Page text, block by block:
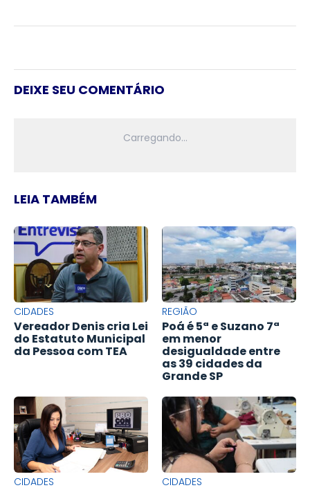
DEIXE SEU COMENTÁRIO
LEIA TAMBÉM
CIDADES
Vereador Denis cria Lei
do Estatuto Municipal
da Pessoa com TEA
REGIÃO
Poá é 5ª e Suzano 7ª
em menor
desigualdade entre
as 39 cidades da
Grande SP
CIDADES CIDADES